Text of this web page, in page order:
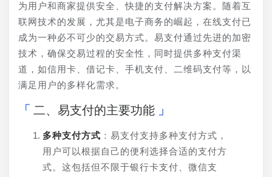
为用户和商家提供安全、快捷的支付解决方案。随着互
联网技术的发展，尤其是电子商务的崛起，在线支付已
成为一种必不可少的交易方式。易支付通过先进的加密
技术，确保交易过程的安全性，同时提供多种支付渠
道，如信用卡、借记卡、手机支付、二维码支付等，以
满足用户的多样化需求。
二、易支付的主要功能
多种支付方式 ：易支付支持多种支付方式，
用户可以根据自己的便利选择合适的支付方
式。这包括但不限于银行卡支付、微信支